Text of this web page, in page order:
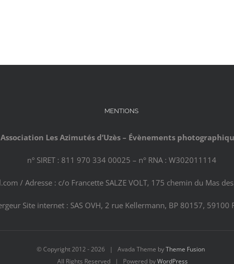
MENTIONS
Association Les Azimutés d’Uzès – Évènements
n° SIRET : 811 970 334 00025 – n° RNA : W302011114
/ Adresse : c/o Francette SALZE VOLT, 175 chemin du Mas
Site internet : SAS OVH, 2 rue Kellermann, BP 80157, 59100
© Copyright 2012 -2026 | Avada Theme byTheme Fusion
All Rights Reserved | Powered byWordPress